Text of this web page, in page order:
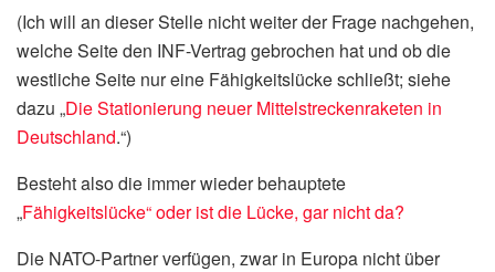
(Ich will an dieser Stelle nicht weiter der Frage nachgehen,
welche Seite den INF-Vertrag gebrochen hat und ob die
westliche Seite nur eine Fähigkeitslücke schließt; siehe
dazu „Die Stationierung neuer Mittelstreckenraketen in
Deutschland.“)
Besteht also die immer wieder behauptete
„Fähigkeitslücke“ oder ist die Lücke, gar nicht da?
Die NATO-Partner verfügen, zwar in Europa nicht über